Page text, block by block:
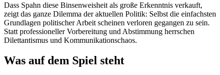
Dass Spahn diese Binsenweisheit als große Erkenntnis verkauft,
zeigt das ganze Dilemma der aktuellen Politik: Selbst die einfachsten
Grundlagen politischer Arbeit scheinen verloren gegangen zu sein.
Statt professioneller Vorbereitung und Abstimmung herrschen
Dilettantismus und Kommunikationschaos.
Was auf dem Spiel steht